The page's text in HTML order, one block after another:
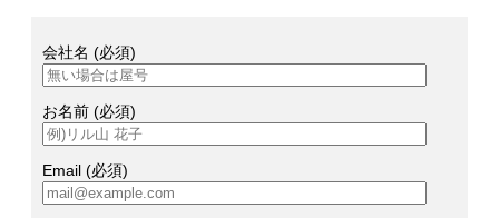
会社名 (必須)
お名前 (必須)
Email (必須)